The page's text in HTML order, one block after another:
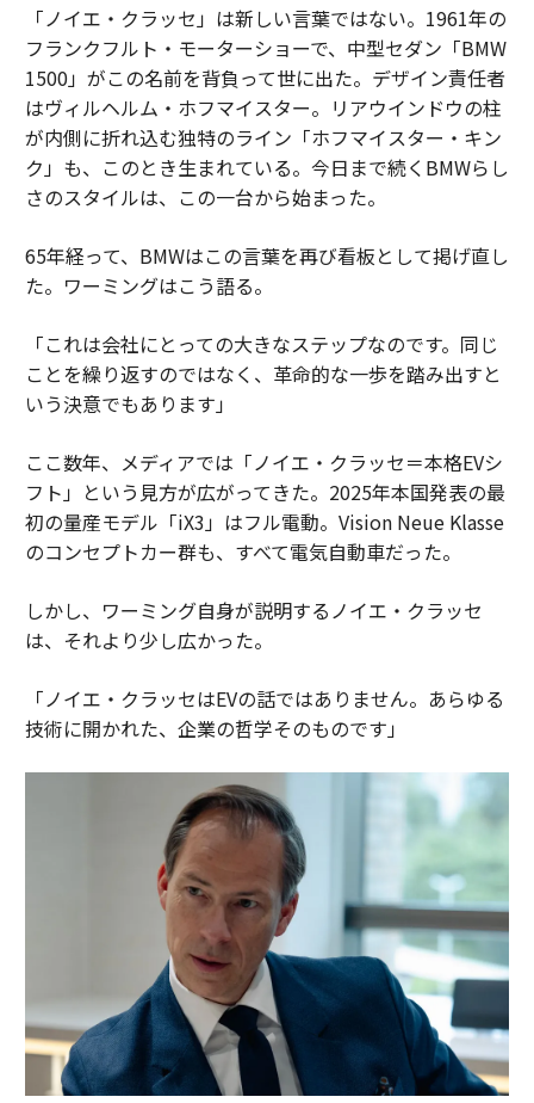
「ノイエ・クラッセ」は新しい言葉ではない。1961年の
フランクフルト・モーターショーで、中型セダン「BMW
1500」がこの名前を背負って世に出た。デザイン責任者
はヴィルヘルム・ホフマイスター。リアウインドウの柱
が内側に折れ込む独特のライン「ホフマイスター・キン
ク」も、このとき生まれている。今日まで続くBMWらし
さのスタイルは、この一台から始まった。
65年経って、BMWはこの言葉を再び看板として掲げ直し
た。ワーミングはこう語る。
「これは会社にとっての大きなステップなのです。同じ
ことを繰り返すのではなく、革命的な一歩を踏み出すと
いう決意でもあります」
ここ数年、メディアでは「ノイエ・クラッセ＝本格EVシ
フト」という見方が広がってきた。2025年本国発表の最
初の量産モデル「iX3」はフル電動。Vision Neue Klasse
のコンセプトカー群も、すべて電気自動車だった。
しかし、ワーミング自身が説明するノイエ・クラッセ
は、それより少し広かった。
「ノイエ・クラッセはEVの話ではありません。あらゆる
技術に開かれた、企業の哲学そのものです」